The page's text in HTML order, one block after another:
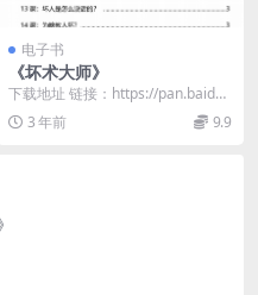
电子书
《坏术大师》
下载地址 链接：https://pan.baidu.
com/s/1O6mSDsA...
3 年前 9.9